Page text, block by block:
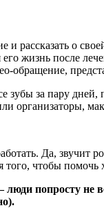
о
жизнь после
обращение,
зубы за пару
организаторы,
Да, звучит
чтобы
попросту